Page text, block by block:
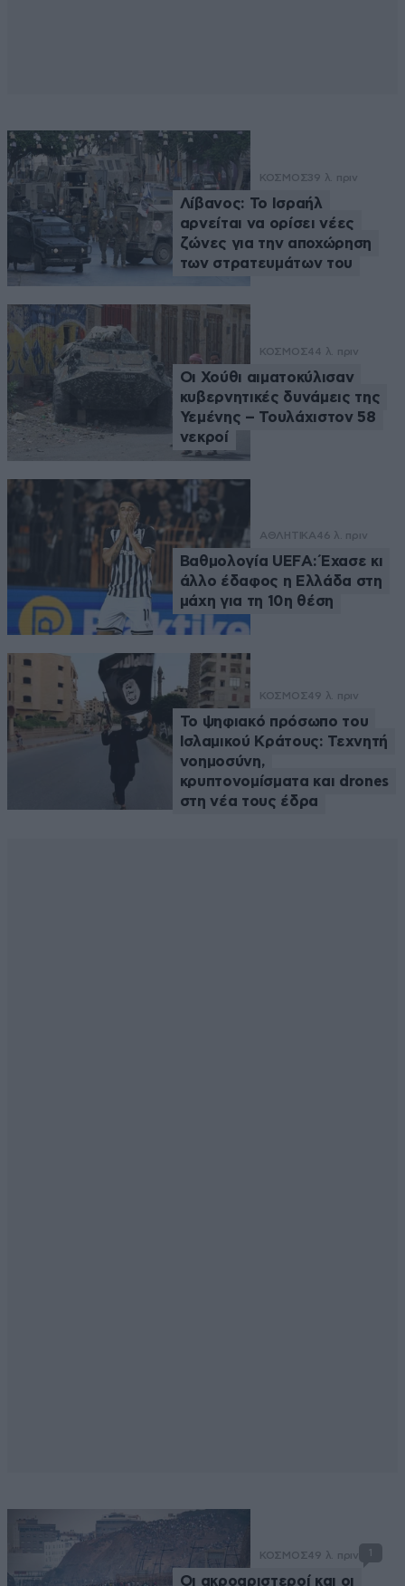
ΚΟΣΜΟΣ39 λ. πριν
Λίβανος: Το Ισραήλ
αρνείται να ορίσει νέες
ζώνες για την αποχώρηση
των στρατευμάτων του
ΚΟΣΜΟΣ44 λ. πριν
Οι Χούθι αιματοκύλισαν
κυβερνητικές δυνάμεις της
Υεμένης – Τουλάχιστον 58
νεκροί
ΑΘΛΗΤΙΚΑ46 λ. πριν
Βαθμολογία UEFA: Έχασε κι
άλλο έδαφος η Ελλάδα στη
μάχη για τη 10η θέση
ΚΟΣΜΟΣ49 λ. πριν
Το ψηφιακό πρόσωπο του
Ισλαμικού Κράτους: Τεχνητή
νοημοσύνη,
κρυπτονομίσματα και drones
στη νέα τους έδρα
ΚΟΣΜΟΣ49 λ. πριν 1
Οι ακροαριστεροί και οι